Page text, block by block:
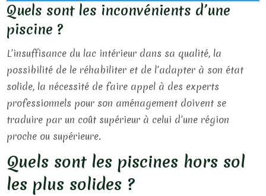
Quels sont les inconvénients d’une
piscine ?
L’insuffisance du lac intérieur dans sa qualité, la
possibilité de le réhabiliter et de l’adapter à son état
solide, la nécessité de faire appel à des experts
professionnels pour son aménagement doivent se
traduire par un coût supérieur à celui d’une région
proche ou supérieure.
Quels sont les piscines hors sol
les plus solides ?